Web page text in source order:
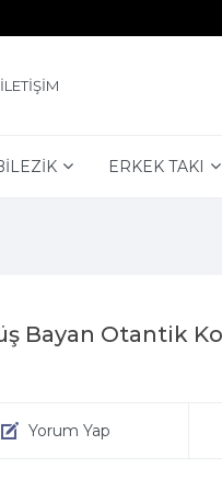
İLETİŞİM
ERKEK TAKI
Bayan Otantik
Yorum Yap